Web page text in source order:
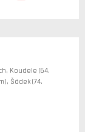
Koudele (64.
Šádek (74.